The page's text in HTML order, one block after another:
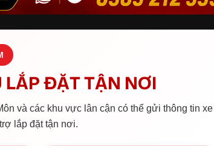
LẮP ĐẶT TẬN NƠI
và các khu vực lân cận có thể gửi thông tin xe
lắp đặt tận nơi.